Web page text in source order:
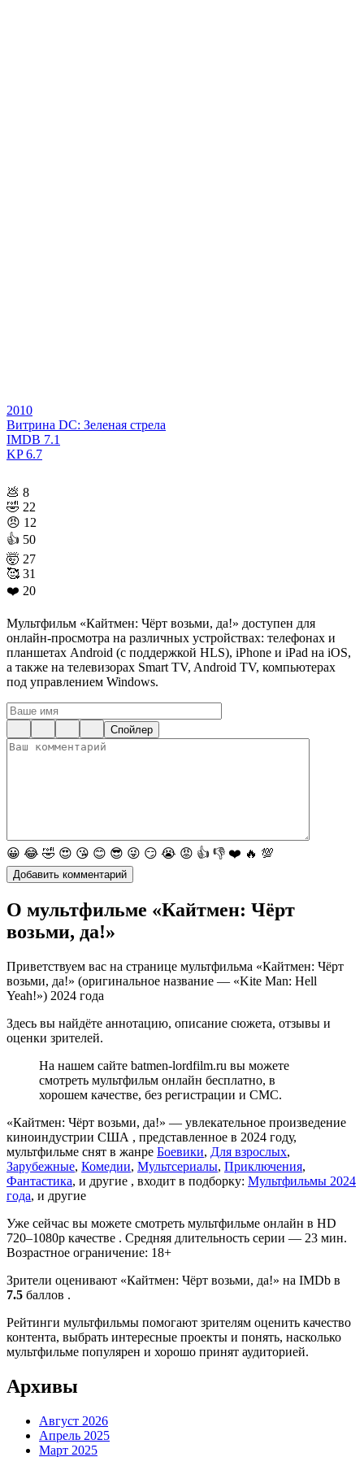
2010
Витрина DC: Зеленая стрела
IMDB 7.1
KP6.7
💩 8
🤣 22
😠 12
👍 50
🤯 27
🥰 31
❤️ 20
Мультфильм «Кайтмен: Чёрт возьми, да!» доступен для
онлайн-просмотра на различных устройствах: телефонах и
планшетах Android (с поддержкой HLS), iPhone и iPad на iOS,
а также на телевизорах Smart TV, Android TV, компьютерах
под управлением Windows.
Спойлер
😀 😂 🤣 😍 😘 😊 😎 😜 😏 😭 😡 👍 👎 ❤️ 🔥 💯
О мультфильме «Кайтмен: Чёрт
возьми, да!»
Приветствуем вас на странице мультфильма «Кайтмен: Чёрт
возьми, да!» (оригинальное название — «Kite Man: Hell
Yeah!») 2024 года
Здесь вы найдёте аннотацию, описание сюжета, отзывы и
оценки зрителей.
На нашем сайте batmen-lordfilm.ru вы можете
смотреть мультфильм онлайн бесплатно, в
хорошем качестве, без регистрации и СМС.
«Кайтмен: Чёрт возьми, да!» — увлекательное произведение
киноиндустрии США , представленное в 2024 году,
мультфильме снят в жанре Боевики, Для взрослых,
Зарубежные, Комедии, Мультсериалы, Приключения,
Фантастика, и другие , входит в подборку: Мультфильмы 2024
года, и другие
Уже сейчас вы можете смотреть мультфильме онлайн в HD
720–1080p качестве . Средняя длительность серии — 23 мин.
Возрастное ограничение: 18+
Зрители оценивают «Кайтмен: Чёрт возьми, да!» на IMDb в
7.5 баллов .
Рейтинги мультфильмы помогают зрителям оценить качество
контента, выбрать интересные проекты и понять, насколько
мультфильме популярен и хорошо принят аудиторией.
Архивы
Август 2026
Апрель 2025
Март 2025